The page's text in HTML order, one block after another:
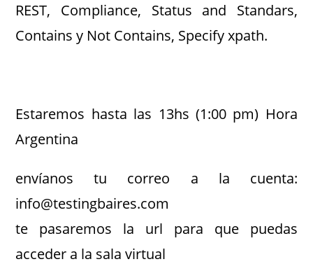
REST, Compliance, Status and Standars,
Contains y Not Contains, Specify xpath.
Estaremos hasta las 13hs (1:00 pm) Hora
Argentina
envíanos tu correo a la cuenta:
info@testingbaires.com
te pasaremos la url para que puedas
acceder a la sala virtual